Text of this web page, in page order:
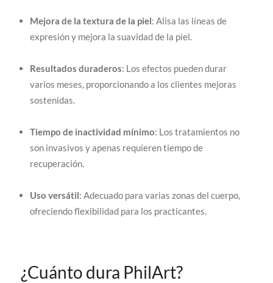
Mejora de la textura de la piel: Alisa las líneas de
expresión y mejora la suavidad de la piel.
Resultados duraderos: Los efectos pueden durar
varios meses, proporcionando a los clientes mejoras
sostenidas.
Tiempo de inactividad mínimo: Los tratamientos no
son invasivos y apenas requieren tiempo de
recuperación.
Uso versátil: Adecuado para varias zonas del cuerpo,
ofreciendo flexibilidad para los practicantes.
¿Cuánto dura PhilArt?